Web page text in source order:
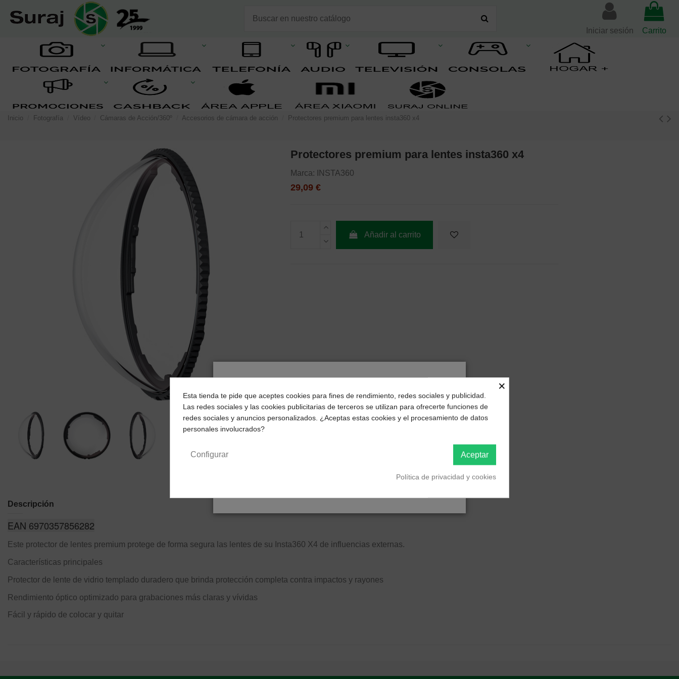
Iniciar sesión Carrito
Inicio Fotografía Vídeo Cámaras de Acción/360º Accesorios de cámara de acción Protectores premium para lentes insta360 x4
Protectores premium para lentes insta360 x4
Marca: INSTA360
29,09 €
Añadir al carrito
Descripción
EAN 6970357856282
Este protector de lentes premium protege de forma segura las lentes de su Insta360 X4 de influencias externas.
Características principales
Protector de lente de vidrio templado duradero que brinda protección completa contra impactos y rayones
Rendimiento óptico optimizado para grabaciones más claras y vívidas
Fácil y rápido de colocar y quitar
¿Dónde deseas recibir tu pedido?
Selecciona tu ubicación para mostrarte los precios e
impuestos correctos para tu región.
×
Esta tienda te pide que aceptes cookies para fines de rendimiento, redes sociales y publicidad.
Las redes sociales y las cookies publicitarias de terceros se utilizan para ofrecerte funciones de
redes sociales y anuncios personalizados. ¿Aceptas estas cookies y el procesamiento de datos
personales involucrados?
Aceptar
Configurar
Política de privacidad y cookies